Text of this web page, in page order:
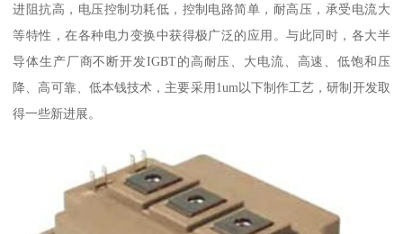
进阻抗高，电压控制功耗低，控制电路简单，耐高压，承受电流大
等特性，在各种电力变换中获得极广泛的应用。与此同时，各大半
导体生产厂商不断开发IGBT的高耐压、大电流、高速、低饱和压
降、高可靠、低本钱技术，主要采用1um以下制作工艺，研制开发取
得一些新进展。